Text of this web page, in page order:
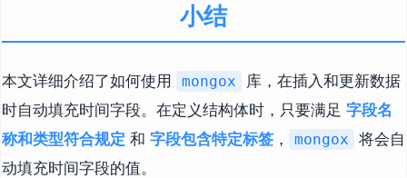
小结
本文详细介绍了如何使用 mongox
库，在插入和更新数据
时自动填充时间字段。在定义结构体时，只要满足 字段名
称和类型符合规定 和 字段包含特定标签 ， mongox
将会自
动填充时间字段的值。